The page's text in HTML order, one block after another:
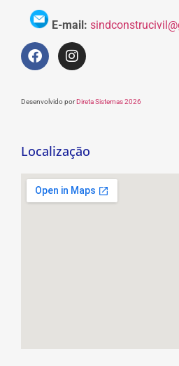
E-mail:
Desenvolvido porDireta Sistemas 2026
Localização